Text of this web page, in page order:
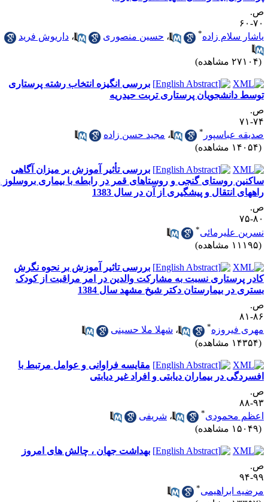
۶۰
سلام زاده
،حسین منصوری ،داریوش فرید
بررسی انگیزه انتخاب رشته پرستاری
دانشجویان پرستاری تربت حیدریه
۷۱
عباسپور
،مجید حسن زاده
بررسی تأثیر آموزش بر میزان آگاهی
روستای گنجی و روستاهای قمر در رابطه با بیماری بروسلوز و
انتقال و پیشگیری از آن در سال 1383
۷۵
علیرمائی
بررسی تاثیر آموزش بر نحوه نگرش
پرستاری نسبت به مشارکت والدین در امر مراقبت از کودک
در بیمارستان دکتر شیخ مشهد سال 1384
۸۱
فیروزه
،شهلا ملا حسینی
مقایسه فراوانی و عوامل مرتبط با
در بیماران دیابتی و افراد غیر دیابتی
۸۸
محمودی
،شریفی
بهداشت جهان ، چالش های امروز
۹۴
ابراهیمی